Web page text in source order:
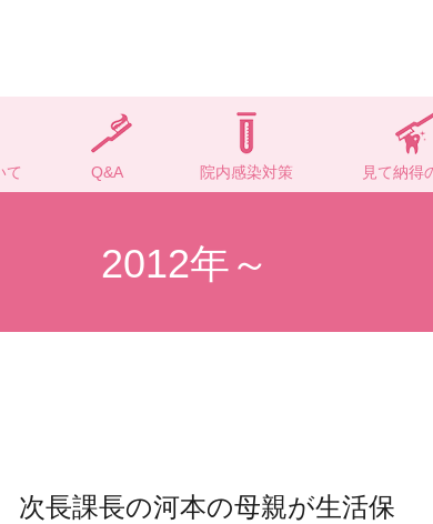
て Q&A 院内感染対策 見て納得
2012年～
長課長の河本の母親が生活保